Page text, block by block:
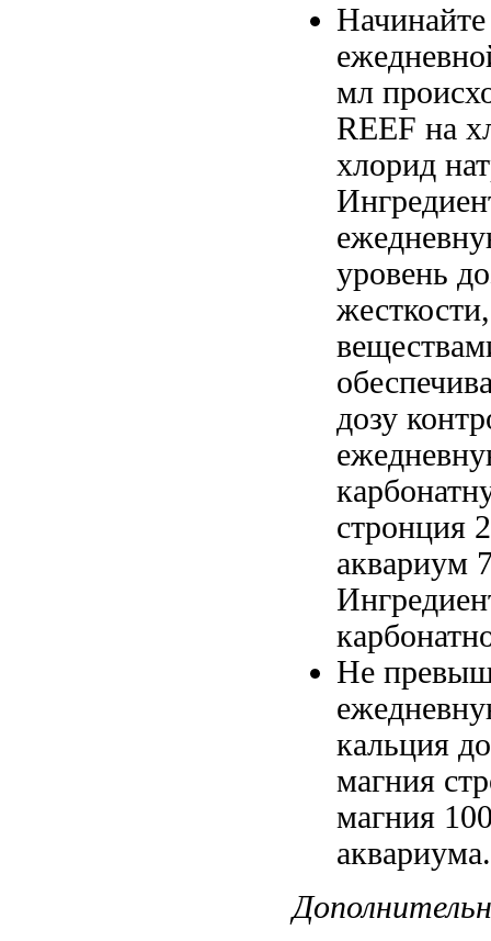
мл
REEF на
хлорид
уровень
дозу
стронция
аквариум
Не
кальция
магния
магния